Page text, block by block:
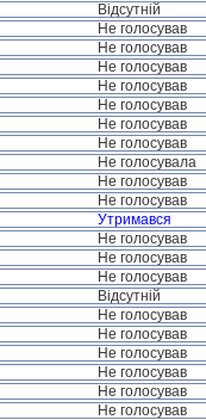
Відсутній
Не голосував
Не голосував
Не голосував
Не голосував
Не голосував
Не голосував
Не голосував
Не голосувала
Не голосував
Не голосував
Утримався
Не голосував
Не голосував
Не голосував
Відсутній
Не голосував
Не голосував
Не голосував
Не голосував
Не голосував
Не голосував